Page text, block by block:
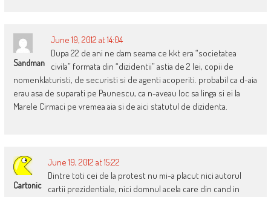
Sandman
June 19, 2012 at 14:04
Dupa 22 de ani ne dam seama ce kkt era “societatea
civila” formata din “dizidentii” astia de 2 lei, copii de
nomenklaturisti, de securisti si de agenti acoperiti. probabil ca d-aia
erau asa de suparati pe Paunescu, ca n-aveau loc sa linga si ei la
Marele Cirmaci pe vremea aia si de aici statutul de dizidenta.
Cartonic
June 19, 2012 at 15:22
Dintre toti cei de la protest nu mi-a placut nici autorul
cartii prezidentiale, nici domnul acela care din cand in